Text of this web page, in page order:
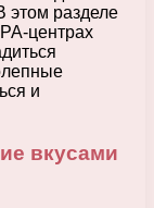
этом разделе
центрах
и
вкусами